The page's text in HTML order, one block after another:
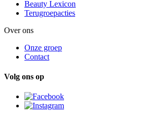
Beauty Lexicon
Terugroepacties
Over ons
Onze groep
Contact
Volg ons op